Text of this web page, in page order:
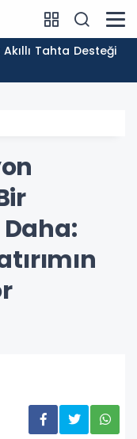
Tahta Desteği
Daha: